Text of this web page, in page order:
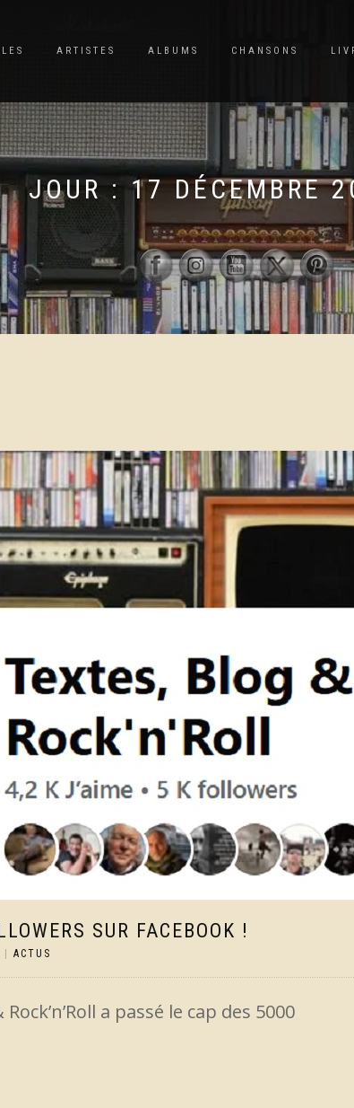
ARTISTES ALBUMS CHANSONS
JOUR : 17 DÉCEMBRE
SUR FACEBOOK !
ACTUS
a passé le cap des 5000